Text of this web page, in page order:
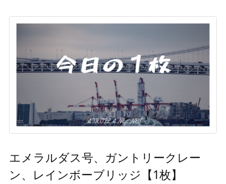
エメラルダス号、ガントリークレー
ン、レインボーブリッジ【1枚】